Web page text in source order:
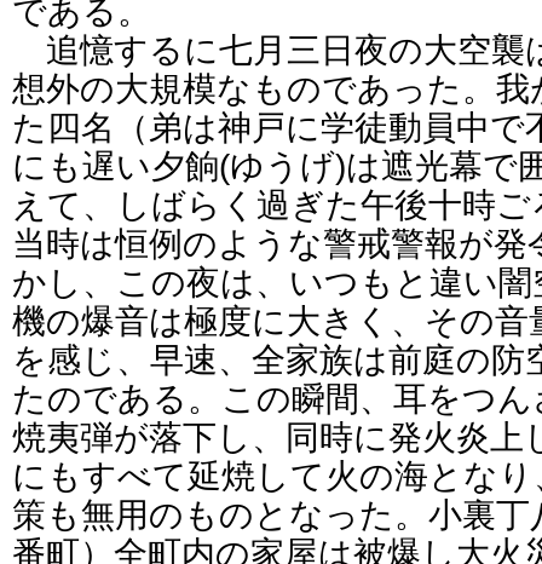
である。
追憶するに七月三日夜の大空襲
想外の大規模なものであった。
た四名（弟は神戸に学徒動員中で
にも遅い夕餉(ゆうげ)は遮光幕で
えて、しばらく過ぎた午後十時
当時は恒例のような警戒警報が
かし、この夜は、いつもと違い
機の爆音は極度に大きく、その
を感じ、早速、全家族は前庭の
たのである。この瞬間、耳をつ
焼夷弾が落下し、同時に発火炎上
にもすべて延焼して火の海とな
策も無用のものとなった。小裏
番町）全町内の家屋は被爆し大火